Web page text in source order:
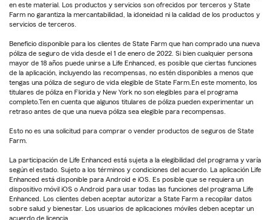
en este material. Los productos y servicios son ofrecidos por terceros y State
Farm no garantiza la mercantabilidad, la idoneidad ni la calidad de los productos y
servicios de terceros.
Beneficio disponible para los clientes de State Farm que han comprado una nueva
póliza de seguro de vida desde el 1 de enero de 2022. Si bien cualquier persona
mayor de 18 años puede unirse a Life Enhanced, es posible que ciertas funciones
de la aplicación, incluyendo las recompensas, no estén disponibles a menos que
tengas una póliza de seguro de vida elegible de State Farm.En este momento, los
titulares de póliza en Florida y New York no son elegibles para el programa
completo.Ten en cuenta que algunos titulares de póliza pueden experimentar un
retraso antes de que una nueva póliza sea elegible para recompensas.
Esto no es una solicitud para comprar o vender productos de seguros de State
Farm.
La participación de Life Enhanced está sujeta a la elegibilidad del programa y varía
según el estado. Sujeto a los términos y condiciones del acuerdo. La aplicación Life
Enhanced está disponible para Android e iOS. Es posible que se requiera un
dispositivo móvil iOS o Android para usar todas las funciones del programa Life
Enhanced. Los clientes deben aceptar autorizar a State Farm a recopilar datos
sobre salud y bienestar. Los usuarios de aplicaciones móviles deben aceptar un
acuerdo de licencia.